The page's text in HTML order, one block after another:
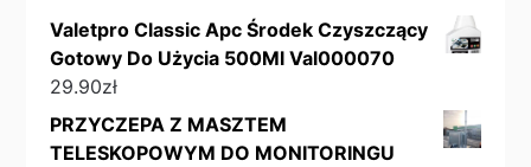
Valetpro Classic Apc Środek Czyszczący
Gotowy Do Użycia 500Ml Val000070
29.90zł
PRZYCZEPA Z MASZTEM
TELESKOPOWYM DO MONITORINGU